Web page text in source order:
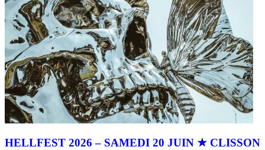
HELLFEST 2026 – SAMEDI 20 JUIN ★ CLISSON